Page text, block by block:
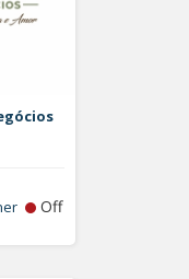
Off